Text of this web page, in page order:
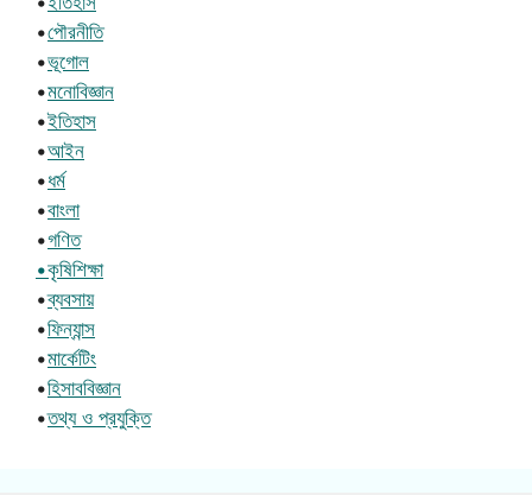
•পৌরনীতি
•ভূগোল
•মনোবিজ্ঞান
•ইতিহাস
•আইন
•ধর্ম
•বাংলা
•গণিত
•কৃষিশিক্ষা
•ব্যবসায়
•ফিন্যান্স
•মার্কেটিং
•হিসাববিজ্ঞান
•তথ্য ও প্রযুক্তি